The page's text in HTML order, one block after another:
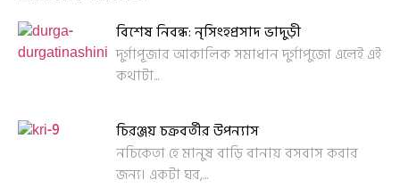
বিশেষ নিবন্ধ: নৃসিংহপ্রসাদ ভাদুড়ী
দুর্গাপূজার আকালিক সমাধান দুর্গাপুজো এলেই এই
কথাটা...
চিরঞ্জয় চক্রবর্তীর উপন্যাস
নচিকেতা হে মানুষ বাড়ি বানায় বসবাস করার
জন্য। একটা ঘর,...